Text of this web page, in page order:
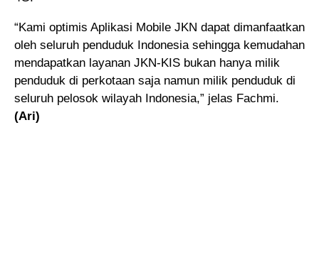
“Kami optimis Aplikasi Mobile JKN dapat dimanfaatkan
oleh seluruh penduduk Indonesia sehingga kemudahan
mendapatkan layanan JKN-KIS bukan hanya milik
penduduk di perkotaan saja namun milik penduduk di
seluruh pelosok wilayah Indonesia,” jelas Fachmi.
(Ari)